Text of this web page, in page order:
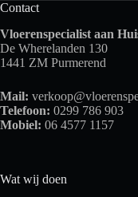
Contact
Vloerenspecialist aan
De Wherelanden 130
1441 ZM Purmerend
Mail:
Telefoon: 0299 786 903
Mobiel: 06 4577 1157
Wat wij doen